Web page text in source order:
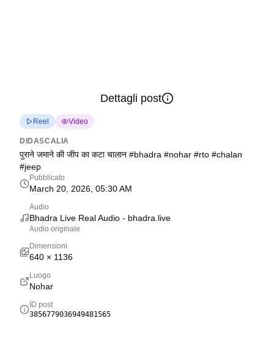
Dettagli post
Reel Video
DIDASCALIA
पुराने जमाने की जीप का कटा चालान #bhadra #nohar #rto #chalan
#jeep
Pubblicato
March 20, 2026, 05:30 AM
Audio
Bhadra Live Real Audio - bhadra.live
Audio originale
Dimensioni
640 × 1136
Luogo
Nohar
ID post
3856779036949481565